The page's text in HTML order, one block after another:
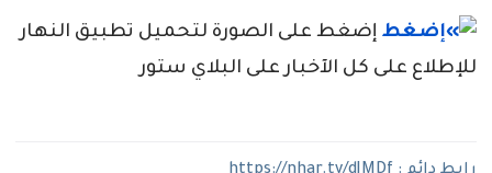
إضغط على الصورة لتحميل تطبيق النهار
للإطلاع على كل الآخبار على البلاي ستور